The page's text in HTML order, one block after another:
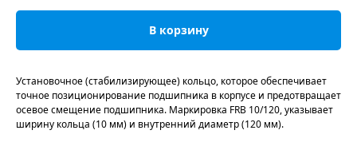
В корзину
Установочное (стабилизирующее) кольцо, которое обеспечивает
точное позиционирование подшипника в корпусе и предотвращает
осевое смещение подшипника. Маркировка FRB 10/120, указывает
ширину кольца (10 мм) и внутренний диаметр (120 мм).